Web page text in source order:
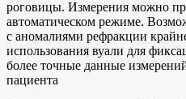
роговицы. Измерения можно
автоматическом режиме.
с аномалиями рефракции
использования вуали для
более точные данные
пациента